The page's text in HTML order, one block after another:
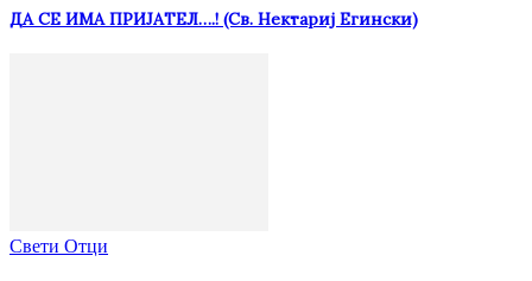
ДА СЕ ИМА ПРИЈАТЕЛ….! (Св. Нектариј Егински)
Свети Отци